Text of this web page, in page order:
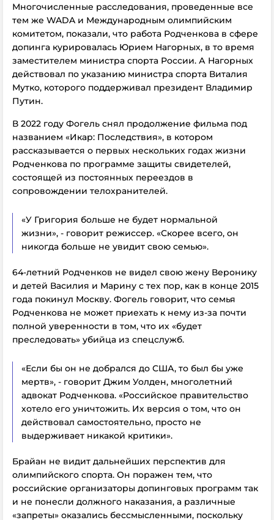
Многочисленные расследования, проведенные все
тем же WADA и Международным олимпийским
комитетом, показали, что работа Родченкова в сфере
допинга курировалась Юрием Нагорных, в то время
заместителем министра спорта России. А Нагорных
действовал по указанию министра спорта Виталия
Мутко, которого поддерживал президент Владимир
Путин.
В 2022 году Фогель снял продолжение фильма под
названием «Икар: Последствия», в котором
рассказывается о первых нескольких годах жизни
Родченкова по программе защиты свидетелей,
состоящей из постоянных переездов в
сопровождении телохранителей.
«У Григория больше не будет нормальной
жизни», - говорит режиссер. «Скорее всего, он
никогда больше не увидит свою семью».
64-летний Родченков не видел свою жену Веронику
и детей Василия и Марину с тех пор, как в конце 2015
года покинул Москву. Фогель говорит, что семья
Родченкова не может приехать к нему из-за почти
полной уверенности в том, что их «будет
преследовать» убийца из спецслужб.
«Если бы он не добрался до США, то был бы уже
мертв», - говорит Джим Уолден, многолетний
адвокат Родченкова. «Российское правительство
хотело его уничтожить. Их версия о том, что он
действовал самостоятельно, просто не
выдерживает никакой критики».
Брайан не видит дальнейших перспектив для
олимпийского спорта. Он поражен тем, что
российские организаторы допинговых программ так
и не понесли должного наказания, а различные
«запреты» оказались бессмысленными, поскольку